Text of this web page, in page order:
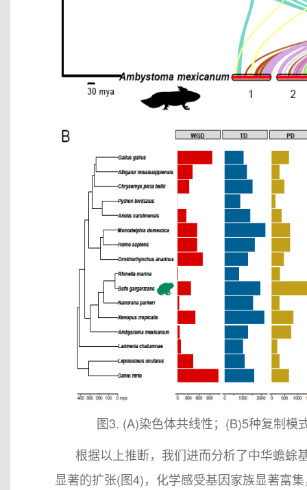
图3. (A)染色体共线性；(B)5种复制模
根据以上推断，我们进而分析了中华蟾蜍
显著的扩张(图4)，化学感受基因家族显著富